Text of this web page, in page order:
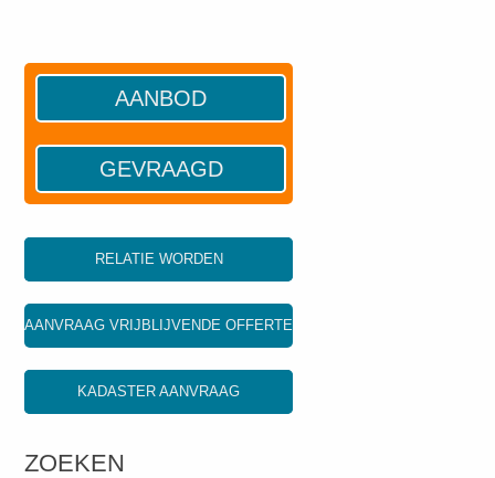
AANBOD
GEVRAAGD
RELATIE WORDEN
AANVRAAG VRIJBLIJVENDE OFFERTE
KADASTER AANVRAAG
ZOEKEN